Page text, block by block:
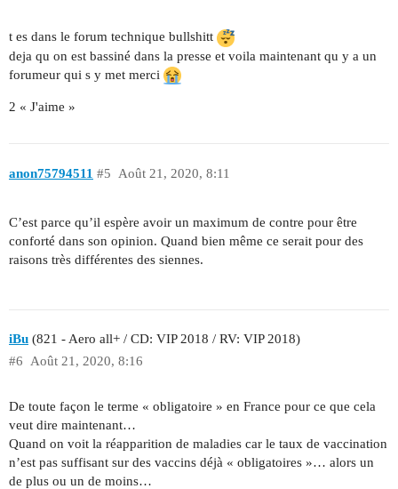
t es dans le forum technique bullshitt
deja qu on est bassiné dans la presse et voila maintenant qu y a un
forumeur qui s y met merci
2 « J'aime »
anon75794511 Août 21, 2020, 8:11
#5
C’est parce qu’il espère avoir un maximum de contre pour être
conforté dans son opinion. Quand bien même ce serait pour des
raisons très différentes des siennes.
iBu (821 - Aero all+ / CD: VIP 2018 / RV: VIP 2018)
Août 21, 2020, 8:16
#6
De toute façon le terme « obligatoire » en France pour ce que cela
veut dire maintenant…
Quand on voit la réapparition de maladies car le taux de vaccination
n’est pas suffisant sur des vaccins déjà « obligatoires »… alors un
de plus ou un de moins…